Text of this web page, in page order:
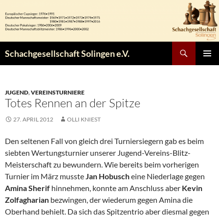
Inhalt
springen
Schachgesellschaft Solingen e.V.
JUGEND,VEREINSTURNIERE
Totes Rennen an der Spitze
27. APRIL 2012 OLLI KNIEST
Den seltenen Fall von gleich drei Turniersiegern gab es beim
siebten Wertungsturnier unserer Jugend-Vereins-Blitz-
Meisterschaft zu bewundern. Wie bereits beim vorherigen
Turnier im März mussteJan Hobuscheine Niederlage gegen
Amina Sherif hinnehmen, konnte am Anschluss aber Kevin
Zolfagharian bezwingen, der wiederum gegen Amina die
Oberhand behielt. Da sich das Spitzentrio aber diesmal gegen